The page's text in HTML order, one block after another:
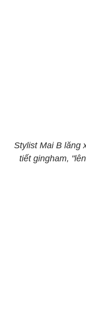
Stylist Mai B lăng
tiết gingham,